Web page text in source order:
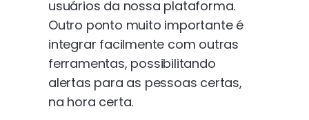
usuários da nossa plataforma.
Outro ponto muito importante é
integrar facilmente com outras
ferramentas, possibilitando
alertas para as pessoas certas,
na hora certa.